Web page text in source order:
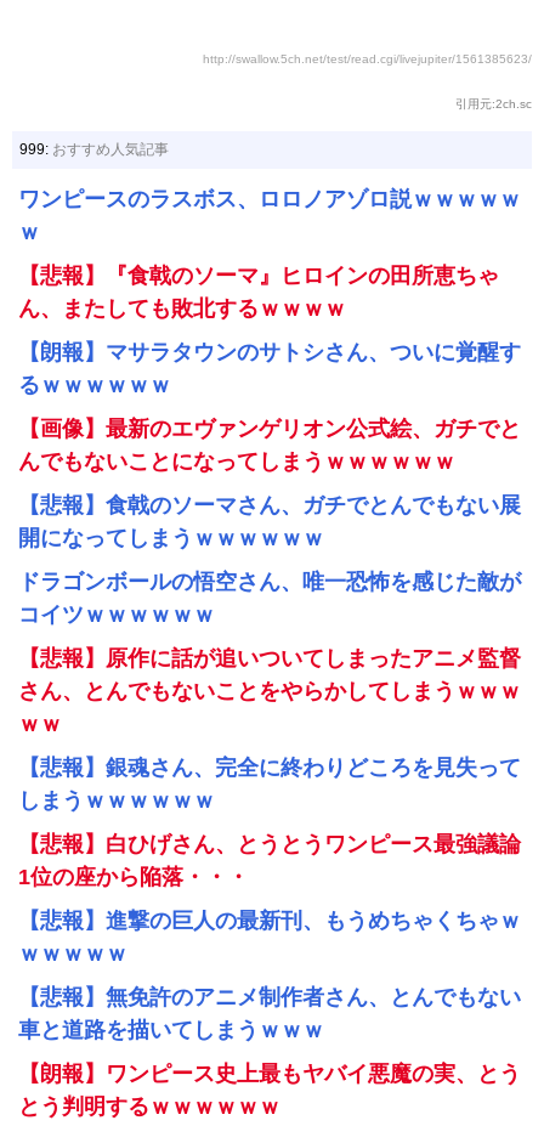
http://swallow.5ch.net/test/read.cgi/livejupiter/1561385623/
引用元:2ch.sc
999: おすすめ人気記事
ワンピースのラスボス、ロロノアゾロ説ｗｗｗｗｗ
ｗ
【悲報】『食戟のソーマ』ヒロインの田所恵ちゃ
ん、またしても敗北するｗｗｗｗ
【朗報】マサラタウンのサトシさん、ついに覚醒す
るｗｗｗｗｗｗ
【画像】最新のエヴァンゲリオン公式絵、ガチでと
んでもないことになってしまうｗｗｗｗｗｗ
【悲報】食戟のソーマさん、ガチでとんでもない展
開になってしまうｗｗｗｗｗｗ
ドラゴンボールの悟空さん、唯一恐怖を感じた敵が
コイツｗｗｗｗｗｗ
【悲報】原作に話が追いついてしまったアニメ監督
さん、とんでもないことをやらかしてしまうｗｗｗ
ｗｗ
【悲報】銀魂さん、完全に終わりどころを見失って
しまうｗｗｗｗｗｗ
【悲報】白ひげさん、とうとうワンピース最強議論
1位の座から陥落・・・
【悲報】進撃の巨人の最新刊、もうめちゃくちゃｗ
ｗｗｗｗｗ
【悲報】無免許のアニメ制作者さん、とんでもない
車と道路を描いてしまうｗｗｗ
【朗報】ワンピース史上最もヤバイ悪魔の実、とう
とう判明するｗｗｗｗｗｗ